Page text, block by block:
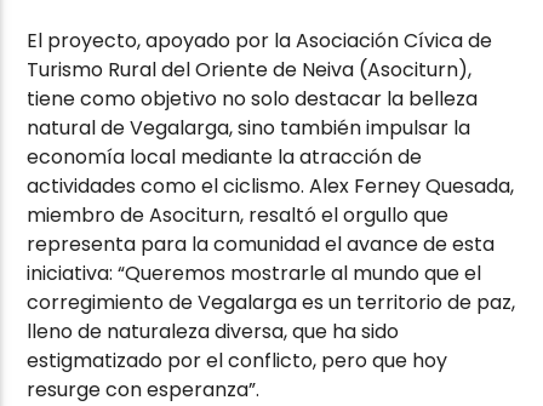
El proyecto, apoyado por la Asociación Cívica de
Turismo Rural del Oriente de Neiva (Asociturn),
tiene como objetivo no solo destacar la belleza
natural de Vegalarga, sino también impulsar la
economía local mediante la atracción de
actividades como el ciclismo. Alex Ferney Quesada,
miembro de Asociturn, resaltó el orgullo que
representa para la comunidad el avance de esta
iniciativa: “Queremos mostrarle al mundo que el
corregimiento de Vegalarga es un territorio de paz,
lleno de naturaleza diversa, que ha sido
estigmatizado por el conflicto, pero que hoy
resurge con esperanza”.